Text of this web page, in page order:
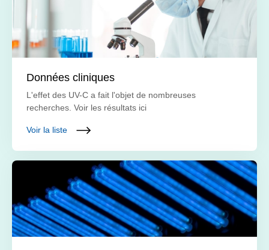
Données cliniques
L'effet des UV-C a fait l'objet de nombreuses
recherches. Voir les résultats ici
Voir la liste